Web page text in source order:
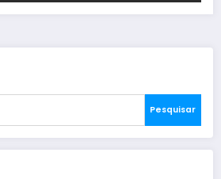
Pesquisar